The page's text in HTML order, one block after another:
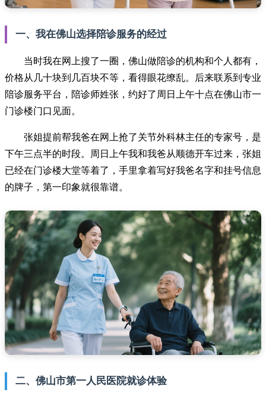
一、我在佛山选择陪诊服务的经过
当时我在网上搜了一圈，佛山做陪诊的机构和个人都有，
价格从几十块到几百块不等，看得眼花缭乱。后来联系到专业
陪诊服务平台，陪诊师姓张，约好了周日上午十点在佛山市一
门诊楼门口见面。
张姐提前帮我爸在网上抢了关节外科林主任的专家号，是
下午三点半的时段。周日上午我和我爸从顺德开车过来，张姐
已经在门诊楼大堂等着了，手里拿着写好我爸名字和挂号信息
的牌子，第一印象就很靠谱。
二、佛山市第一人民医院就诊体验